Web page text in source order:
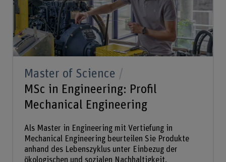
Master of Science
MSc in Engineering: Profil
Mechanical Engineering
Als Master in Engineering mit Vertiefung in
Mechanical Engineering beurteilen Sie Produkte
anhand des Lebenszyklus unter Einbezug der
ökologischen und sozialen Nachhaltigkeit.